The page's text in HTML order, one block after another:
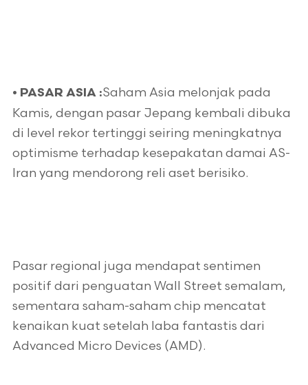
• PASAR ASIA :Saham Asia melonjak pada
Kamis, dengan pasar Jepang kembali dibuka
di level rekor tertinggi seiring meningkatnya
optimisme terhadap kesepakatan damai AS-
Iran yang mendorong reli aset berisiko.
Pasar regional juga mendapat sentimen
positif dari penguatan Wall Street semalam,
sementara saham-saham chip mencatat
kenaikan kuat setelah laba fantastis dari
Advanced Micro Devices (AMD).